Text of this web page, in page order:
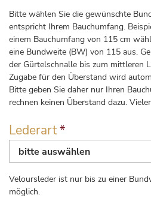
Bitte wählen Sie die gewünschte
entspricht Ihrem Bauchumfang.
einem Bauchumfang von 115 cm
eine Bundweite (BW) von 115 aus.
der Gürtelschnalle bis zum mittleren
Zugabe für den Überstand wird
Bitte geben Sie daher nur Ihren
rechnen keinen Überstand dazu.
Lederart*
bitte auswählen
Veloursleder ist nur bis zu einer
möglich.